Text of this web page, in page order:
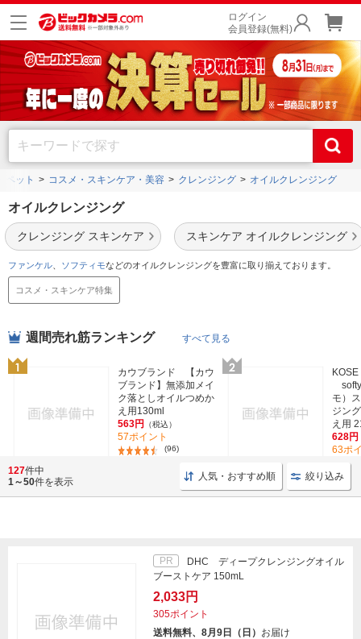
ログイン
会員登録(無料)
ペット コスメ・スキンケア・美容 クレンジング オイルクレンジング
オイルクレンジング
クレンジング スキンケア スキンケア オイルクレンジング
ファンケル ソフティモなどのオイルクレンジングを豊富に取り揃えております。
コスメ・スキンケア特集
週間売れ筋ランキング すべて見る
カウブランド 【カウ
ブランド】無添加メイ
ク落としオイルつめか
え用130ml
563円
（税込）
57ポイント
(96)
モ）
ジン
え用
628円
63ポ
127件中
1～50件を表示 人気・おすすめ順 絞り込み
PR
DHC ディープクレンジングオイル
ブーストケア 150mL
2,033円
305ポイント
送料無料、8月9日（日） お届け